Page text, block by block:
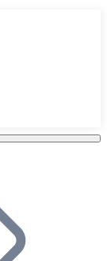
y permite que